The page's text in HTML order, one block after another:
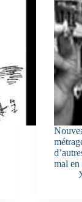
mal en